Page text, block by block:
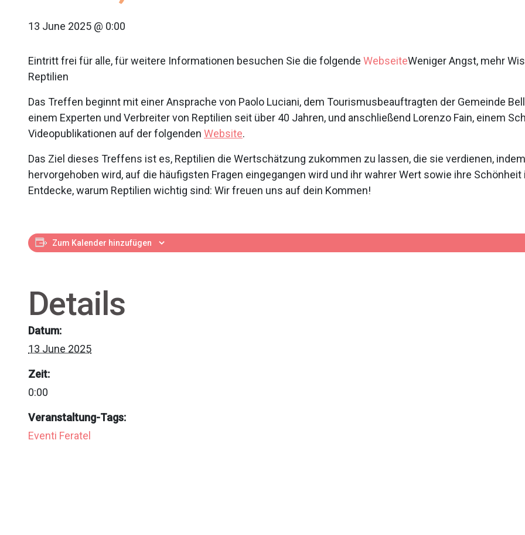
13 June 2025 @ 0:00
Eintritt frei für alle, für weitere Informationen besuchen Sie die folgende WebseiteWeniger Angst, mehr
Reptilien
Das Treffen beginnt mit einer Ansprache von Paolo Luciani, dem Tourismusbeauftragten der Gemeinde
einem Experten und Verbreiter von Reptilien seit über 40 Jahren, und anschließend Lorenzo Fain, einem
Videopublikationen auf der folgenden Website.
Das Ziel dieses Treffens ist es, Reptilien die Wertschätzung zukommen zu lassen, die sie verdienen,
hervorgehoben wird, auf die häufigsten Fragen eingegangen wird und ihr wahrer Wert sowie ihre
Entdecke, warum Reptilien wichtig sind: Wir freuen uns auf dein Kommen!
Zum Kalender hinzufügen
Details
Datum:
13 June 2025
Zeit:
0:00
Veranstaltung-Tags:
Eventi Feratel